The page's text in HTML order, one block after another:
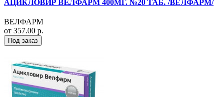
АЦИКЛОВИР ВЕЛФАРМ 400МГ. №20 ТАБ. /ВЕЛФАРМ/
ВЕЛФАРМ
от 357.00 р.
Под заказ